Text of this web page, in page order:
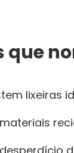
que
lixeiras